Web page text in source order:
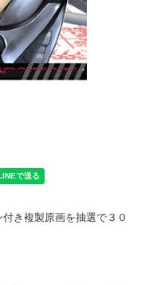
き複製原画を抽選で３０